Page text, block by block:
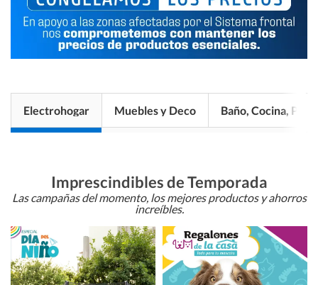
Electrohogar Muebles y Deco Baño, Cocina, Pisos
Imprescindibles de Temporada
Las campañas del momento, los mejores productos y ahorros
increíbles.